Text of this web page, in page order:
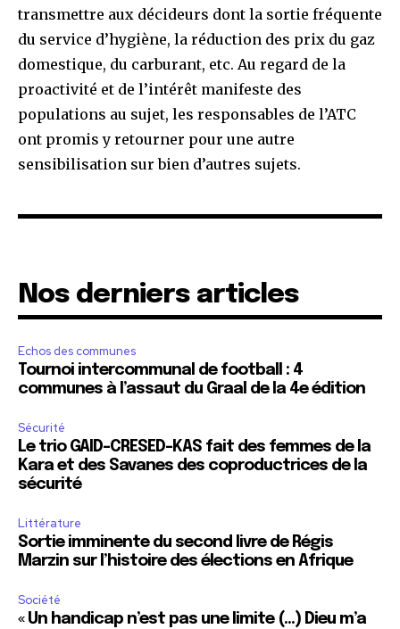
transmettre aux décideurs dont la sortie fréquente
du service d’hygiène, la réduction des prix du gaz
domestique, du carburant, etc. Au regard de la
proactivité et de l’intérêt manifeste des
populations au sujet, les responsables de l’ATC
ont promis y retourner pour une autre
sensibilisation sur bien d’autres sujets.
Nos derniers articles
Echos des communes
Tournoi intercommunal de football : 4
communes à l’assaut du Graal de la 4e édition
Sécurité
Le trio GAID-CRESED-KAS fait des femmes de la
Kara et des Savanes des coproductrices de la
sécurité
Littérature
Sortie imminente du second livre de Régis
Marzin sur l’histoire des élections en Afrique
Société
« Un handicap n’est pas une limite (…) Dieu m’a